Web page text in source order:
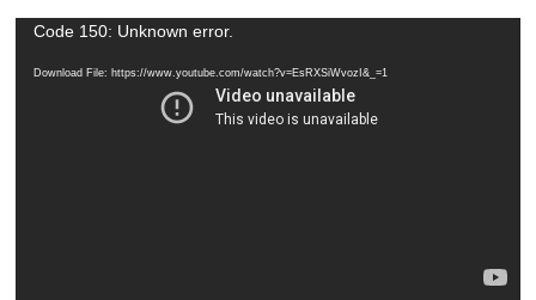
Video
Code 150: Unknown error.
Download File: https://www.youtube.com/watch?v=EsRXSiWvozI&_=1